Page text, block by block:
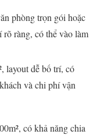
phòng trọn gói hoặc
ràng, có thể vào làm
layout dễ bố trí, có
và chi phí vận
có khả năng chia